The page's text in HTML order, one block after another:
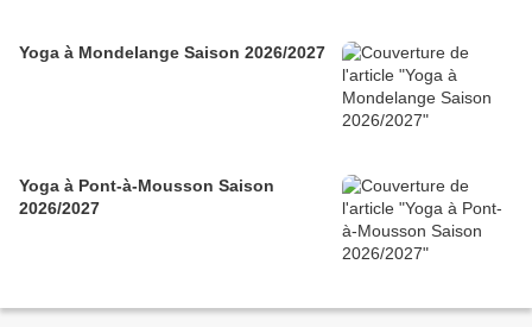
Yoga à Mondelange Saison 2026/2027
Yoga à Pont-à-Mousson Saison
2026/2027